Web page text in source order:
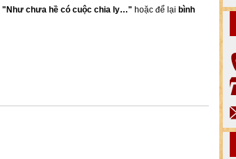
"Như chưa hề có cuộc chia ly…" hoặc để lại bình